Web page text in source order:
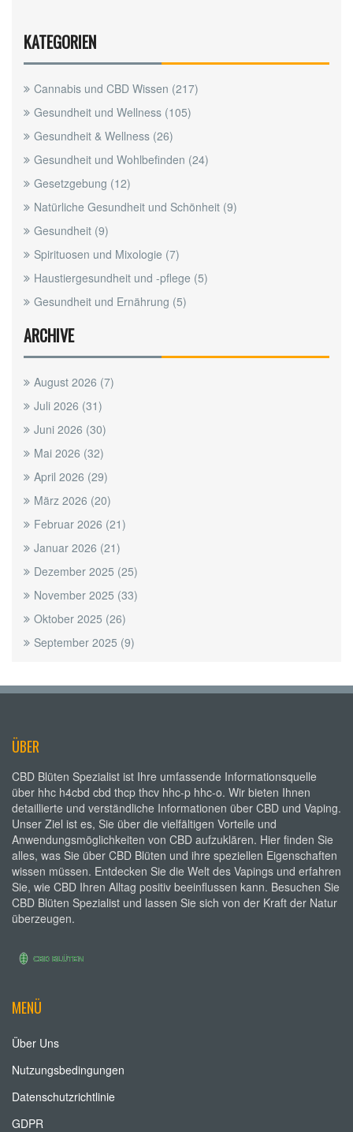
KATEGORIEN
Cannabis und CBD Wissen (217)
Gesundheit und Wellness (105)
Gesundheit & Wellness (26)
Gesundheit und Wohlbefinden (24)
Gesetzgebung (12)
Natürliche Gesundheit und Schönheit (9)
Gesundheit (9)
Spirituosen und Mixologie (7)
Haustiergesundheit und -pflege (5)
Gesundheit und Ernährung (5)
ARCHIVE
August 2026 (7)
Juli 2026 (31)
Juni 2026 (30)
Mai 2026 (32)
April 2026 (29)
März 2026 (20)
Februar 2026 (21)
Januar 2026 (21)
Dezember 2025 (25)
November 2025 (33)
Oktober 2025 (26)
September 2025 (9)
ÜBER
CBD Blüten Spezialist ist Ihre umfassende Informationsquelle
über hhc h4cbd cbd thcp thcv hhc-p hhc-o. Wir bieten Ihnen
detaillierte und verständliche Informationen über CBD und Vaping.
Unser Ziel ist es, Sie über die vielfältigen Vorteile und
Anwendungsmöglichkeiten von CBD aufzuklären. Hier finden Sie
alles, was Sie über CBD Blüten und ihre speziellen Eigenschaften
wissen müssen. Entdecken Sie die Welt des Vapings und erfahren
Sie, wie CBD Ihren Alltag positiv beeinflussen kann. Besuchen Sie
CBD Blüten Spezialist und lassen Sie sich von der Kraft der Natur
überzeugen.
MENÜ
Über Uns
Nutzungsbedingungen
Datenschutzrichtlinie
GDPR